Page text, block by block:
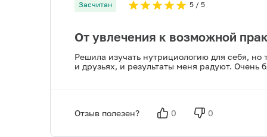
Засчитан 5 / 5
От увлечения к возможной
Решила изучать нутрициологию для себя,
и друзьях, и результаты меня радуют.
Отзыв полезен? 0 0